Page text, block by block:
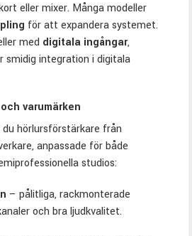
eller mixer. Många modeller
för att expandera systemet.
med digitala ingångar,
smidig integration i digitala
varumärken
hörlursförstärkare från
anpassade för både
studios:
– pålitliga, rackmonterade
och bra ljudkvalitet.